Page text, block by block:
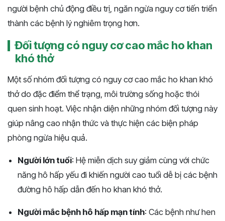
người bệnh chủ động điều trị, ngăn ngừa nguy cơ tiến triển
thành các bệnh lý nghiêm trọng hơn.
Đối tượng có nguy cơ cao mắc ho khan
khó thở
Một số nhóm đối tượng có nguy cơ cao mắc ho khan khó
thở do đặc điểm thể trạng, môi trường sống hoặc thói
quen sinh hoạt. Việc nhận diện những nhóm đối tượng này
giúp nâng cao nhận thức và thực hiện các biện pháp
phòng ngừa hiệu quả.
Người lớn tuổi: Hệ miễn dịch suy giảm cùng với chức
năng hô hấp yếu đi khiến người cao tuổi dễ bị các bệnh
đường hô hấp dẫn đến ho khan khó thở.
Người mắc bệnh hô hấp mạn tính: Các bệnh như hen